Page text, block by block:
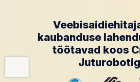
kaubanduse
töötavad koos